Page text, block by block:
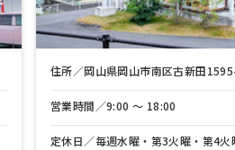
県岡山市南区古新田1595-1
9:00 〜 18:00
週水曜・第3火曜・第4火曜（4月~11月）